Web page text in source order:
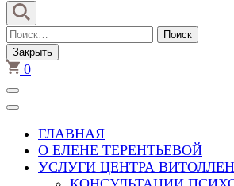
Найти:
Закрыть
0
ГЛАВНАЯ
О ЕЛЕНЕ ТЕРЕНТЬЕВОЙ
УСЛУГИ ЦЕНТРА ВИТОЛЛЕН